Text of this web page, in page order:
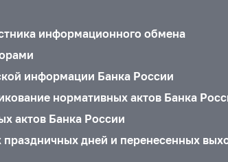
информационного обмена
информации Банка России
нормативных актов Банка
актов Банка России
праздничных дней и перенесенных